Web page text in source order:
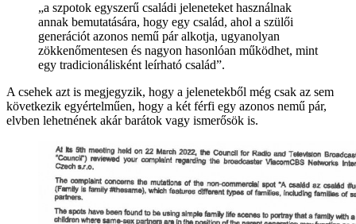
„a szpotok egyszerű családi jeleneteket használnak
annak bemutatására, hogy egy család, ahol a szülői
generációt azonos nemű pár alkotja, ugyanolyan
zökkenőmentesen és nagyon hasonlóan működhet, mint
egy tradicionálisként leírható család”.
A csehek azt is megjegyzik, hogy a jelenetekből még csak az sem
következik egyértelműen, hogy a két férfi egy azonos nemű pár,
elvben lehetnének akár barátok vagy ismerősök is.